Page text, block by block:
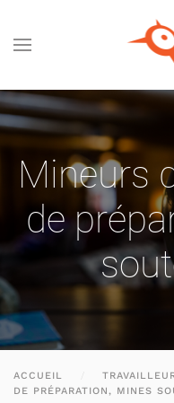
Passer au contenu
Mineurs
de
ACCUEIL
DE PRÉPARATION, MINES